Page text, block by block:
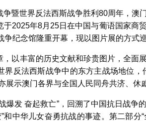
争暨世界反法西斯战争胜利80周年，澳
于2025年8月25日在中国与葡语国家商
纪念馆隆重开幕，现以图片展的方式
，以丰富的历史文献和珍贵图片，全面
界反法西斯战争中的东方主战场地位
展示澳门各界与全国人民同舟共济、休
爆发 奋起救亡”，回溯了中国抗日战争
和中华儿女奋勇抗战的事迹。第二部分